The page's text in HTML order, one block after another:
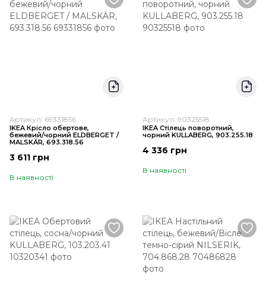
Артикул: 69331856
IKEA Крісло обертове,
бежевий/чорний ELDBERGET /
MALSKÄR, 693.318.56
3 611 грн
В наявності
Артикул: 90325518
IKEA Стілець поворотний,
чорний KULLABERG, 903.255.18
4 336 грн
В наявності